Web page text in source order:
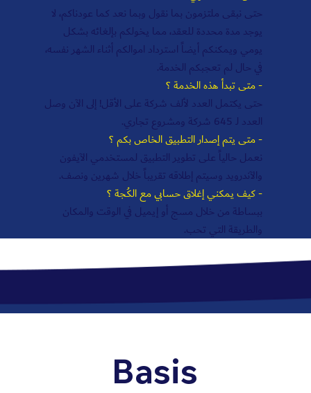
حتى نبقى ملتزمون بما نقول وبما نعد كما عودناكم، لا
يوجد مدة محددة للعقد، مما يخولكم بإلغائه بشكل
يومي ويمكنكم أيضاً استرداد اموالكم أثناء الشهر نفسه،
في حال لم تعجبكم الخدمة.
- متى تبدأ هذه الخدمة ؟
حتى يكتمل العدد لألف شركة على الأقل! إلى الآن وصل
العدد لـ 645 شركة ومشروع تجاري.
- متى يتم إصدار التطبيق الخاص بكم ؟
نعمل حالياً على تطوير التطبيق لمستخدمي الآيفون
والآندرويد وسيتم إطلاقه تقريباً خلال شهرين ونصف.
- كيف يمكني إغلاق حسابي مع الكُجة ؟
ببساطة من خلال مسج أو إيميل في الوقت والمكان
والطريقة التي تحب.
Basis